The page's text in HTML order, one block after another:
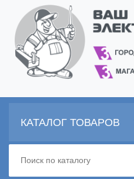
КАТАЛОГ ТОВАРОВ